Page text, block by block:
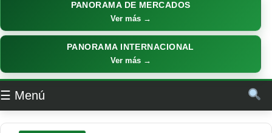
PANORAMA DE MERCADOS
Ver más →
PANORAMA INTERNACIONAL
Ver más →
☰ Menú